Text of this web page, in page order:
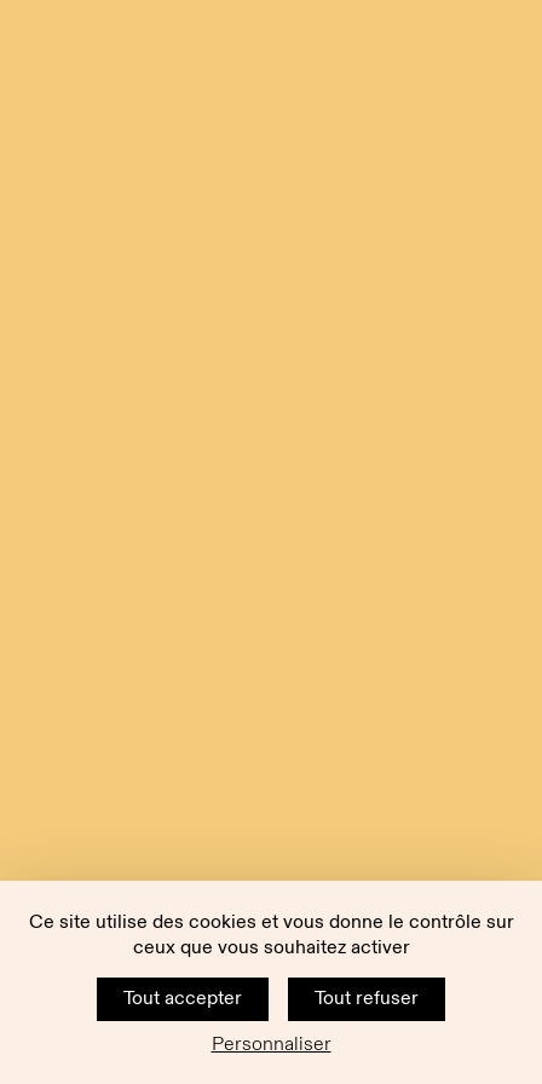
Ce site utilise des cookies et vous donne le contrôle sur
ceux que vous souhaitez activer
Tout accepter
Tout refuser
Personnaliser